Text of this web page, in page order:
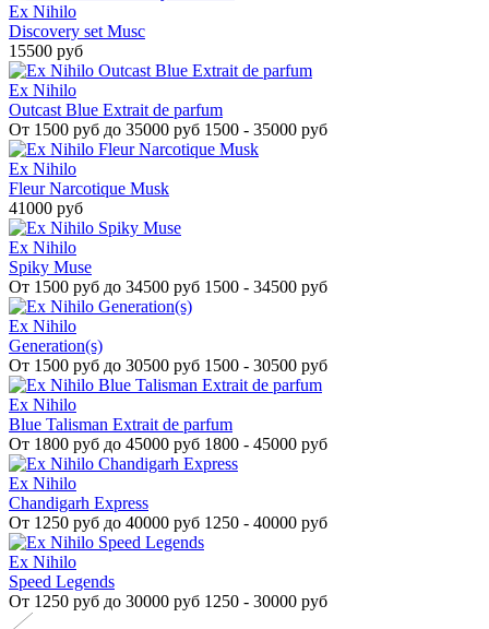
Ex Nihilo
Discovery set Musc
15500 руб
Ex Nihilo
Outcast Blue Extrait de parfum
От 1500 руб до 35000 руб 1500 - 35000 руб
Ex Nihilo
Fleur Narcotique Musk
41000 руб
Ex Nihilo
Spiky Muse
От 1500 руб до 34500 руб 1500 - 34500 руб
Ex Nihilo
Generation(s)
От 1500 руб до 30500 руб 1500 - 30500 руб
Ex Nihilo
Blue Talisman Extrait de parfum
От 1800 руб до 45000 руб 1800 - 45000 руб
Ex Nihilo
Chandigarh Express
От 1250 руб до 40000 руб 1250 - 40000 руб
Ex Nihilo
Speed Legends
От 1250 руб до 30000 руб 1250 - 30000 руб